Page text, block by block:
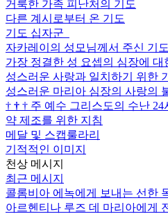
거룩한 가족 피난처의 기도
다른 계시로부터 온 기도
기도 십자군
자카레이의 성모님께서 주신 기도
가장 정결한 성 요셉의 심장에 대
성스러운 사랑과 일치하기 위한
성스러운 마리아 심장의 사랑의
† † † 주 예수 그리스도의 수난 24
약 제조를 위한 지침
메달 및 스캡룰라리
기적적인 이미지
천상 메시지
최근 메시지
콜롬비아 에녹에게 보내는 선한
아르헨티나 루즈 데 마리아에게